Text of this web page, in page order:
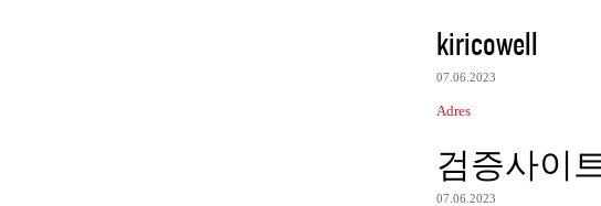
kiricowell
07.06.2023
Adres
검증사이
07.06.2023